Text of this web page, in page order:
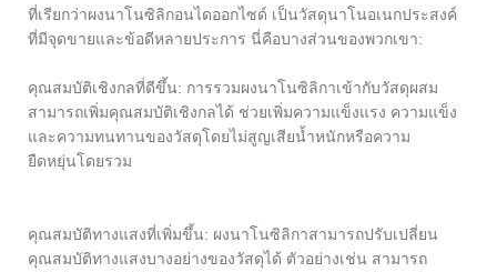
ที่เรียกว่าผงนาโนซิลิกอนไดออกไซด์ เป็นวัสดุนาโนอเนกประสงค์
ที่มีจุดขายและข้อดีหลายประการ นี่คือบางส่วนของพวกเขา:
คุณสมบัติเชิงกลที่ดีขึ้น: การรวมผงนาโนซิลิกาเข้ากับวัสดุผสม
สามารถเพิ่มคุณสมบัติเชิงกลได้ ช่วยเพิ่มความแข็งแรง ความแข็ง
และความทนทานของวัสดุโดยไม่สูญเสียน้ำหนักหรือความ
ยืดหยุ่นโดยรวม
คุณสมบัติทางแสงที่เพิ่มขึ้น: ผงนาโนซิลิกาสามารถปรับเปลี่ยน
คุณสมบัติทางแสงบางอย่างของวัสดุได้ ตัวอย่างเช่น สามารถ